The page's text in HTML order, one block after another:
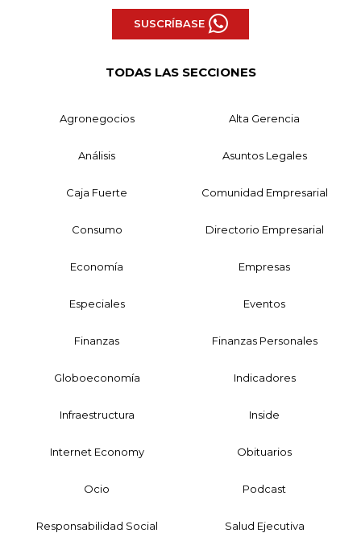
SUSCRÍBASE
TODAS LAS SECCIONES
Agronegocios Alta Gerencia
Análisis Asuntos Legales
Caja Fuerte Comunidad Empresarial
Consumo Directorio Empresarial
Economía Empresas
Especiales Eventos
Finanzas Finanzas Personales
Globoeconomía Indicadores
Infraestructura Inside
Internet Economy Obituarios
Ocio Podcast
Responsabilidad Social Salud Ejecutiva